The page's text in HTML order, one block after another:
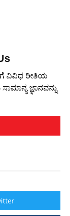
ವಿವಿಧ ರೀತಿಯ
ಜ್ಞಾನವನ್ನು